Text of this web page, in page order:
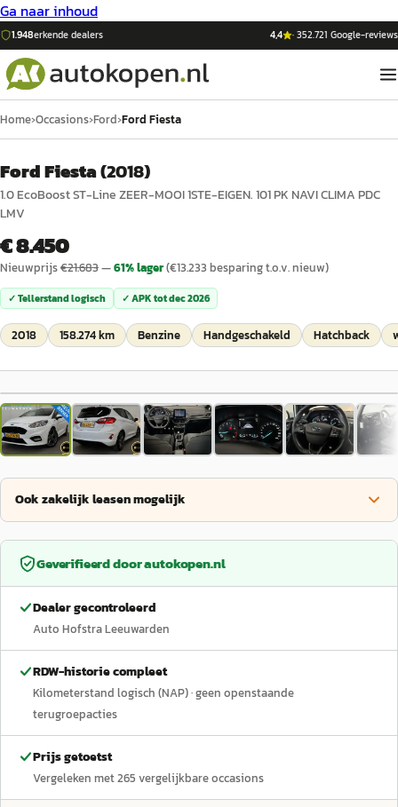
Ga naar inhoud
1.948erkende dealers 4,4 ·352.721 Google-reviews
Home›Occasions›Ford›Ford Fiesta
Ford Fiesta(2018)
1.0 EcoBoost ST-Line ZEER-MOOI 1STE-EIGEN. 101 PK NAVI CLIMA PDC
LMV
€ 8.450
Nieuwprijs€21.683—61% lager(€13.233 besparing t.o.v. nieuw)
✓ Tellerstand logisch ✓ APK totdec 2026
2018 158.274 km Benzine Handgeschakeld Hatchback
1/41
Ook zakelijk leasen mogelijk
Geverifieerd doorautokopen.nl
Dealer gecontroleerd
Auto Hofstra Leeuwarden
RDW-historie compleet
Kilometerstand logisch (NAP)· geen openstaande
terugroepacties
Prijs getoetst
Vergeleken met265 vergelijkbare occasions